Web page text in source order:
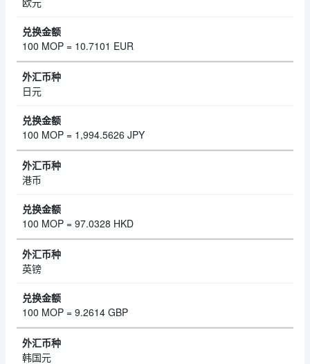
100 MOP = 10.7101 EUR
日元
100 MOP = 1,994.5626 JPY
港币
100 MOP = 97.0328 HKD
英镑
100 MOP = 9.2614 GBP
韩国元